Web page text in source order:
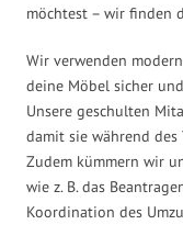
möchtest – wir finden
Wir verwenden
deine Möbel sicher
Unsere geschulten
damit sie während
Zudem kümmern wir
wie z. B. das
Koordination des